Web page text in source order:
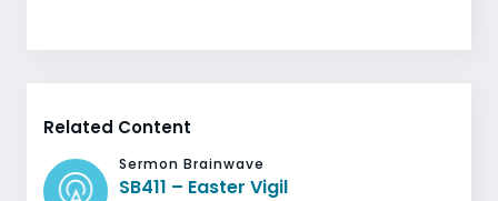
Related Content
Sermon Brainwave
SB411 – Easter Vigil